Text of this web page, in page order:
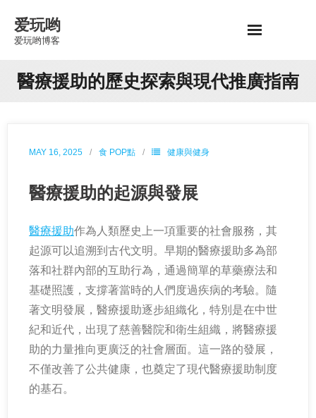
content
爱玩哟
爱玩哟博客
醫療援助的歷史探索與現代推廣指南
MAY 16, 2025 食 POP點 健康與健身
醫療援助的起源與發展
醫療援助作為人類歷史上一項重要的社會服務，其
起源可以追溯到古代文明。早期的醫療援助多為部
落和社群內部的互助行為，通過簡單的草藥療法和
基礎照護，支撐著當時的人們度過疾病的考驗。隨
著文明發展，醫療援助逐步組織化，特別是在中世
紀和近代，出現了慈善醫院和衛生組織，將醫療援
助的力量推向更廣泛的社會層面。這一路的發展，
不僅改善了公共健康，也奠定了現代醫療援助制度
的基石。